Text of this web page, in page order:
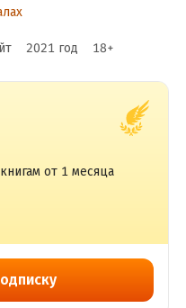
2021 год 18+
от 1 месяца